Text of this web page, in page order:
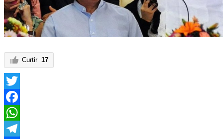
Curtir 17
Twitter
Facebook
WhatsApp